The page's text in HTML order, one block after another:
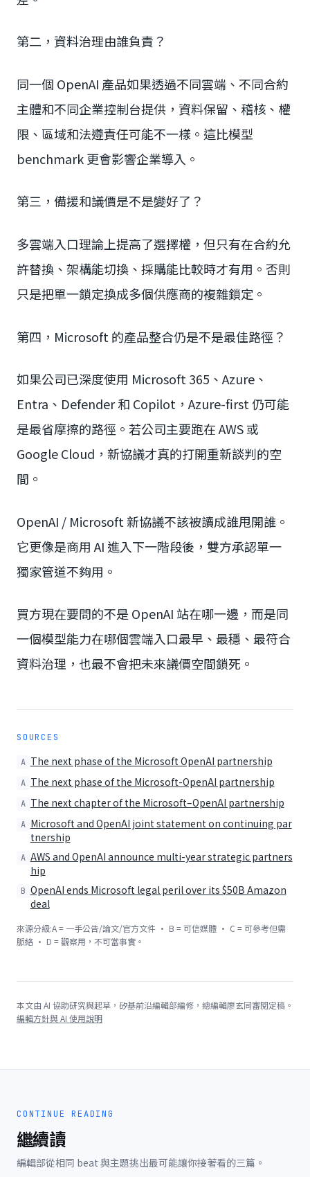
第二，資料治理由誰負責？
同一個 OpenAI 產品如果透過不同雲端、不同合約
主體和不同企業控制台提供，資料保留、稽核、權
限、區域和法遵責任可能不一樣。這比模型
benchmark 更會影響企業導入。
第三，備援和議價是不是變好了？
多雲端入口理論上提高了選擇權，但只有在合約允
許替換、架構能切換、採購能比較時才有用。否則
只是把單一鎖定換成多個供應商的複雜鎖定。
第四，Microsoft 的產品整合仍是不是最佳路徑？
如果公司已深度使用 Microsoft 365、Azure、
Entra、Defender 和 Copilot，Azure-first 仍可能
是最省摩擦的路徑。若公司主要跑在 AWS 或
Google Cloud，新協議才真的打開重新談判的空
間。
OpenAI / Microsoft 新協議不該被讀成誰甩開誰。
它更像是商用 AI 進入下一階段後，雙方承認單一
獨家管道不夠用。
買方現在要問的不是 OpenAI 站在哪一邊，而是同
一個模型能力在哪個雲端入口最早、最穩、最符合
資料治理，也最不會把未來議價空間鎖死。
SOURCES
A The next phase of the Microsoft OpenAI partnership
A The next phase of the Microsoft-OpenAI partnership
A The next chapter of the Microsoft–OpenAI partnership
A Microsoft and OpenAI joint statement on continuing par
tnership
A AWS and OpenAI announce multi-year strategic partners
hip
B OpenAI ends Microsoft legal peril over its $50B Amazon
deal
來源分級:A = 一手公告/論文/官方文件 · B = 可信媒體 · C = 可參考但需
脈絡 · D = 觀察用，不可當事實。
本文由 AI 協助研究與起草，矽基前沿編輯部編修，總編輯廖玄同審閱定稿。
編輯方針與 AI 使用說明
CONTINUE READING
繼續讀
編輯部從相同 beat 與主題挑出最可能讓你接著看的三篇。